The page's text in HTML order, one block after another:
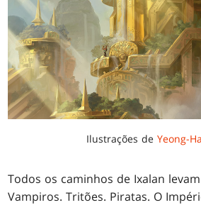
Ilustrações de Yeong-
Todos os caminhos de Ixalan
Vampiros. Tritões. Piratas. O